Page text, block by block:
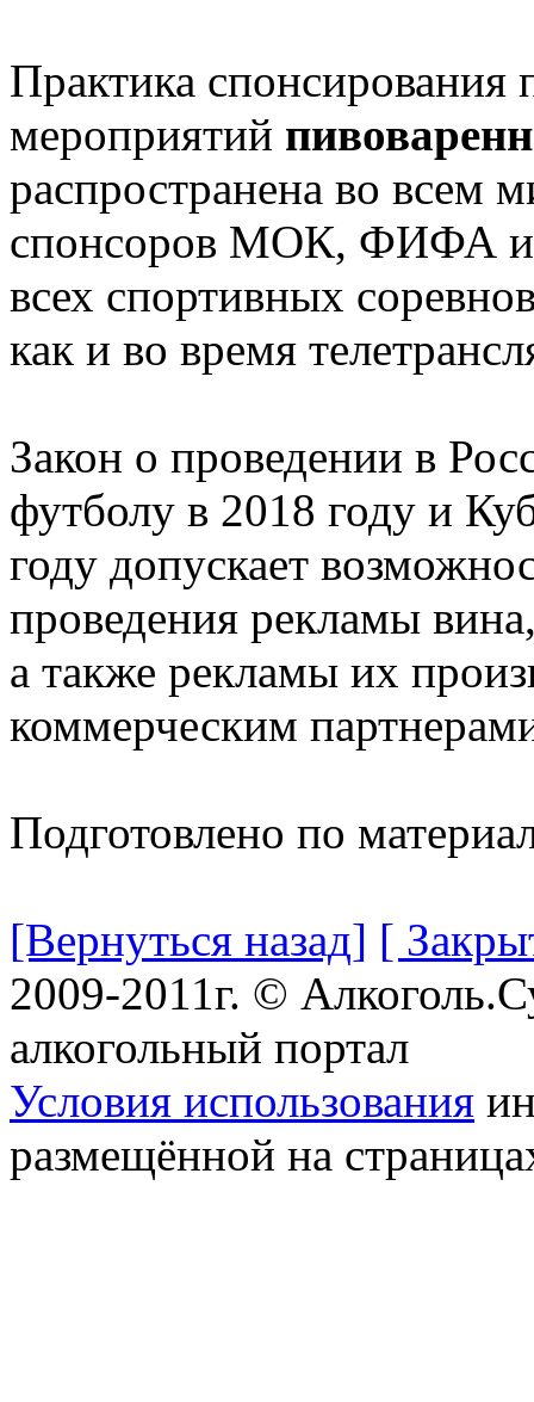
Практика
мероприятий
распространена во всем
спонсоров МОК, ФИФА и
всех спортивных
как и во время
Закон о проведении в
футболу в 2018 году и
году допускает
проведения рекламы
а также рекламы их
коммерческим
Подготовлено по
[Вернуться назад] [
2009-2011г. ©
алкогольный портал
Условия использования
размещённой на